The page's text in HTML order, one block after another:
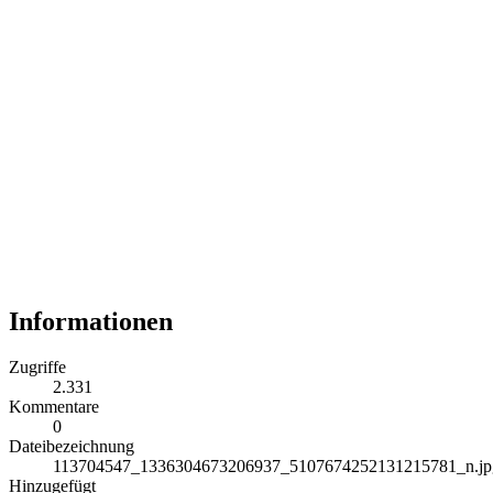
Informationen
Zugriffe
2.331
Kommentare
0
Dateibezeichnung
Hinzugefügt